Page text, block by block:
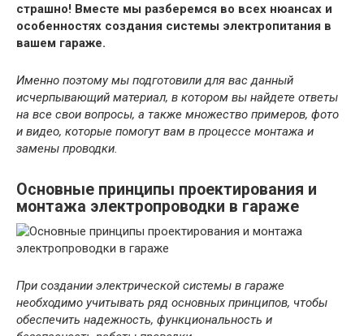
страшно! Вместе мы разберемся во всех нюансах и
особенностях создания системы электропитания в
вашем гараже.
Именно поэтому мы подготовили для вас данный
исчерпывающий материал, в котором вы найдете ответы
на все свои вопросы, а также множество примеров, фото
и видео, которые помогут вам в процессе монтажа и
замены проводки.
Основные принципы проектирования и
монтажа электропроводки в гараже
При создании электрической системы в гараже
необходимо учитывать ряд основных принципов, чтобы
обеспечить надежность, функциональность и